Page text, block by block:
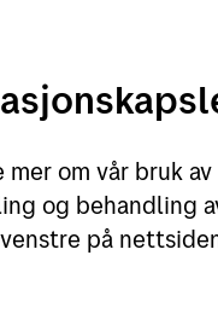
mer om vår bruk
og behandling
på